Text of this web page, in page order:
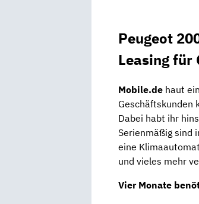
Peugeot
Leasing für
Mobile.de haut
Geschäftskunden
Dabei habt ihr
Serienmäßig sind
eine
und vieles mehr
Vier Monate